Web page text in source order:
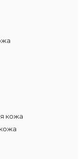
кожа